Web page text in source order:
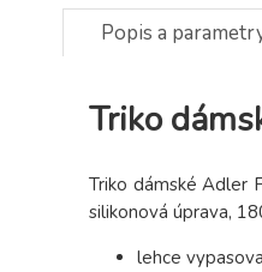
Popis a
Triko
Triko dámské Adler
silikonová úprava,
lehce